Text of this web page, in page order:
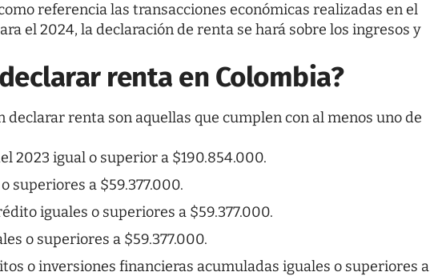
referencia las transacciones económicas realizadas en el
el 2024, la declaración de renta se hará sobre los ingresos y
renta en Colombia?
declarar renta son aquellas que cumplen con al menos uno de
2023 igual o superior a $190.854.000.
superiores a $59.377.000.
iguales o superiores a $59.377.000.
o superiores a $59.377.000.
o inversiones financieras acumuladas iguales o superiores a